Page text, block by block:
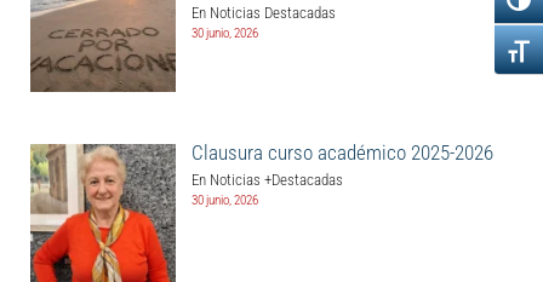
En Noticias Destacadas
30 junio, 2026
Clausura curso académico 2025-2026
En Noticias +Destacadas
30 junio, 2026